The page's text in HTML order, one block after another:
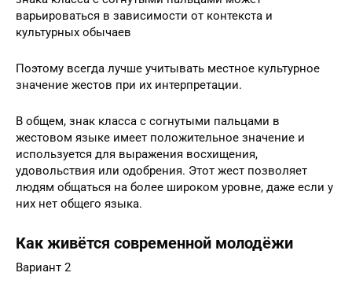
варьироваться в зависимости от контекста и
культурных обычаев
Поэтому всегда лучше учитывать местное культурное
значение жестов при их интерпретации.
В общем, знак класса с согнутыми пальцами в
жестовом языке имеет положительное значение и
используется для выражения восхищения,
удовольствия или одобрения. Этот жест позволяет
людям общаться на более широком уровне, даже если у
них нет общего языка.
Как живётся современной молодёжи
Вариант 2